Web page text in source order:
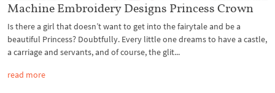
Machine Embroidery Designs Princess Crown
Is there a girl that doesn’t want to get into the fairytale and be a
beautiful Princess? Doubtfully. Every little one dreams to have a castle,
a carriage and servants, and of course, the glit...
read more